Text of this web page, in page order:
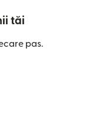
tăi
pas.